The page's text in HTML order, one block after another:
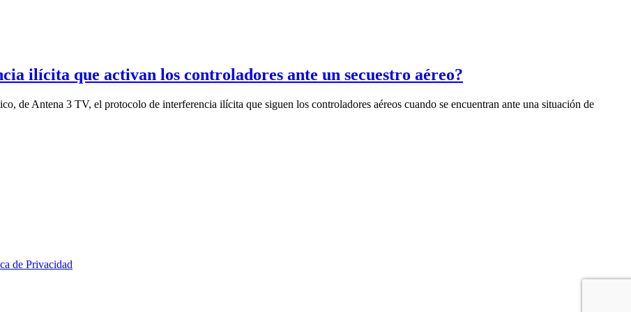
ilícita que activan los controladores ante un secuestro aéreo?
de Antena 3 TV, el protocolo de interferencia ilícita que siguen los controladores aéreos cuando se encuentran ante una situación de
de Privacidad